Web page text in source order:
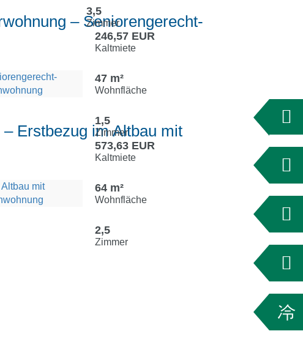
3,5
Zimmer
– Seniorengerecht-
246,57 EUR
Kaltmiete
47 m²
Wohnfläche
1,5
Zimmer
Erstbezug im Altbau mit
573,63 EUR
Kaltmiete
64 m²
Wohnfläche
2,5
Zimmer